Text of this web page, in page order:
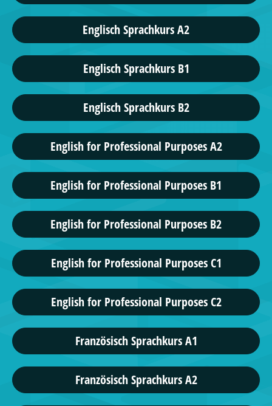
Englisch Sprachkurs A2
Englisch Sprachkurs B1
Englisch Sprachkurs B2
English for Professional Purposes A2
English for Professional Purposes B1
English for Professional Purposes B2
English for Professional Purposes C1
English for Professional Purposes C2
Französisch Sprachkurs A1
Französisch Sprachkurs A2